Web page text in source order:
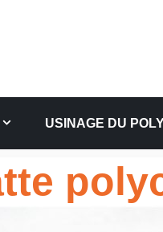
USINAGE DU